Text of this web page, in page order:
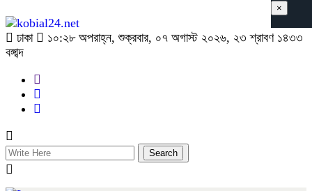
ঢাকা
১০:২৮ অপরাহ্ন, শুক্রবার, ০৭ অগাস্ট ২০২৬, ২৩ শ্রাবণ ১৪৩৩
বঙ্গাব্দ
×